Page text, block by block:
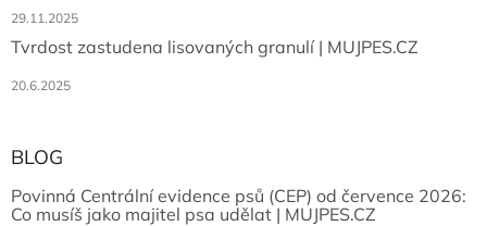
29.11.2025
Tvrdost zastudena lisovaných granulí | MUJPES.CZ
20.6.2025
BLOG
Povinná Centrální evidence psů (CEP) od července 2026:
Co musíš jako majitel psa udělat | MUJPES.CZ